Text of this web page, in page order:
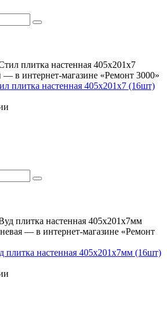
плитка настенная 405х201х7 (16шт)
настенная 405х201х7мм (16шт)